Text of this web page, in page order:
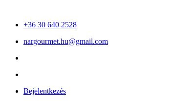
tartalomhoz+36 30 640 2528
nargourmet.hu@gmail.com
Bejelentkezés